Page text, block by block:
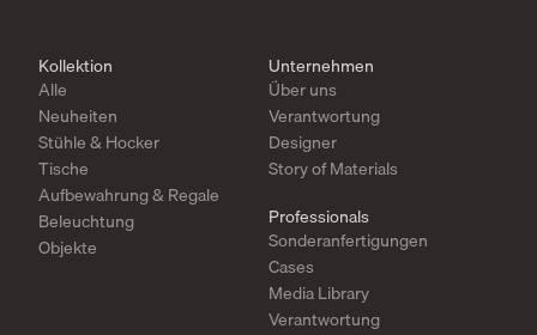
Kollektion
Alle
Neuheiten
Stühle & Hocker
Tische
Aufbewahrung & Regale
Beleuchtung
Objekte
Unternehmen
Über uns
Verantwortung
Designer
Story of Materials
Professionals
Sonderanfertigungen
Cases
Media Library
Verantwortung